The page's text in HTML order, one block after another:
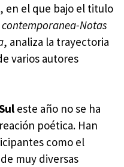
en el que bajo el titulo
Notas
, analiza la trayectoria
varios autores
este año no se ha
poética. Han
como el
muy diversas